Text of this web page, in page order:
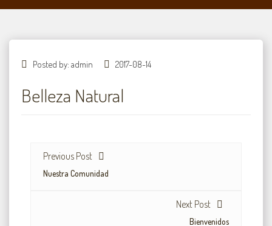
Posted by: admin 2017-08-14
Belleza Natural
Previous Post
Nuestra Comunidad
Next Post
Bienvenidos